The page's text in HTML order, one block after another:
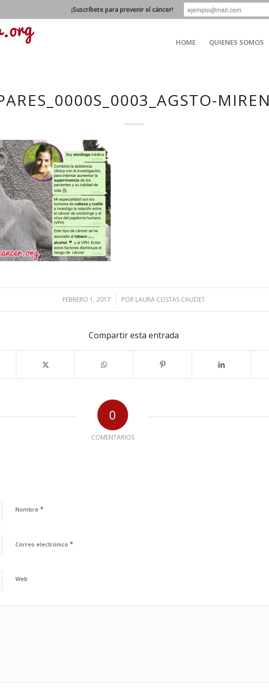
HOME QUIENES SOMOS
MIREN
FEBRERO 1, 2017
/ POR LAURA COSTAS CAUDET
Compartir esta entrada
0
COMENTARIOS
Nombre *
Correo electrónico *
Web
¡Suscríbete para prevenir el cáncer!